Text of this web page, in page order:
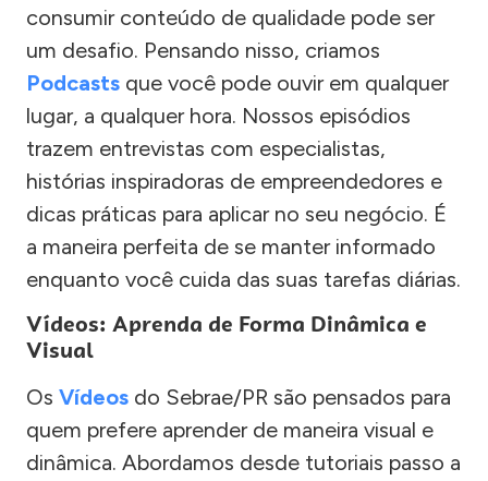
consumir conteúdo de qualidade pode ser
um desafio. Pensando nisso, criamos
Podcasts que você pode ouvir em qualquer
lugar, a qualquer hora. Nossos episódios
trazem entrevistas com especialistas,
histórias inspiradoras de empreendedores e
dicas práticas para aplicar no seu negócio. É
a maneira perfeita de se manter informado
enquanto você cuida das suas tarefas diárias.
Vídeos: Aprenda de Forma Dinâmica e
Visual
Os Vídeos do Sebrae/PR são pensados para
quem prefere aprender de maneira visual e
dinâmica. Abordamos desde tutoriais passo a